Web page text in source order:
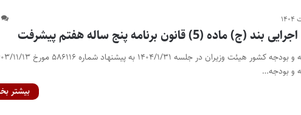
(ج) ماده (5) قانون برنامه پنج ساله هفتم پیشرفت
سازمان برنامه و بودجه کشور هیئت وزیران در جلسه ۱۴۰۴/۱/۳۱ به پیشنهاد
و بودجه…
بیشتر